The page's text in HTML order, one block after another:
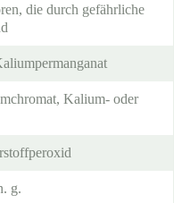
die durch gefährliche
Kalium- oder
g.